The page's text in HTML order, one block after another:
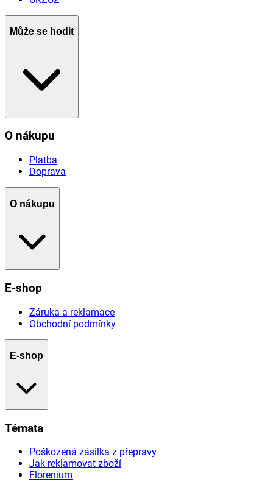
Může se hodit
O nákupu
Platba
Doprava
O nákupu
E-shop
Záruka a reklamace
Obchodní podmínky
E-shop
Témata
Poškozená zásilka z přepravy
Jak reklamovat zboží
Florenium